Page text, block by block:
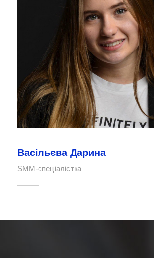
Ірина Честнєйша
Фотографка